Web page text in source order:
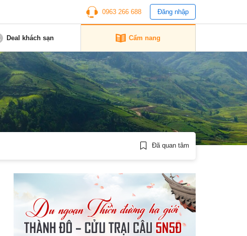
0963 266 688 Đăng nhập
Deal khách sạn Cẩm nang
Đã quan tâm